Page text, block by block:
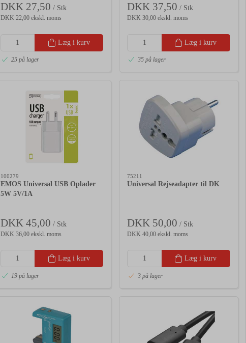
DKK 27,50 / Stk
DKK 22,00 ekskl. moms
Læg i kurv
25 på lager
DKK 37,50 / Stk
DKK 30,00 ekskl. moms
Læg i kurv
35 på lager
100279
EMOS Universal USB Oplader
5W 5V/1A
DKK 45,00 / Stk
DKK 36,00 ekskl. moms
Læg i kurv
19 på lager
75211
Universal Rejseadapter til DK
DKK 50,00 / Stk
DKK 40,00 ekskl. moms
Læg i kurv
3 på lager